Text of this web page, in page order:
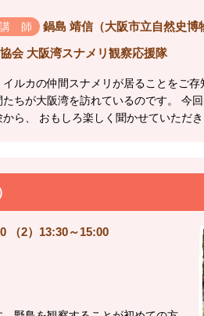
講 師 鍋島 靖信（大阪市立自然史博
会 大阪湾スナメリ観察応援隊
ルカの仲間スナメリが居ることをご
ちが大阪湾を訪れているのです。 今
ら、 おもしろ楽しく聞かせていただき
（2）13:30～15:00